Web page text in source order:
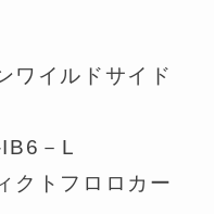
ワイルドサイド
－L
クトフロロカー